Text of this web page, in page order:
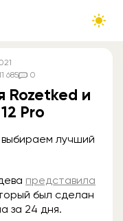
685 0
Rozetked и
Pro
лучший
представила
был сделан
за 24 дня.